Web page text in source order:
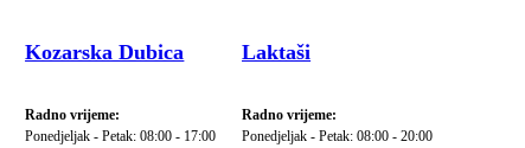
Kozarska Dubica
Radno vrijeme:
Ponedjeljak - Petak: 08:00 - 17:00
Laktaši
Radno vrijeme:
Ponedjeljak - Petak: 08:00 - 20:00